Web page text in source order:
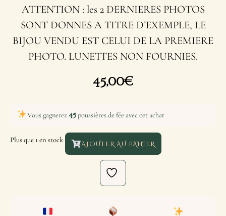
ATTENTION : les 2 DERNIERES PHOTOS
SONT DONNES A TITRE D’EXEMPLE, LE
BIJOU VENDU EST CELUI DE LA PREMIERE
PHOTO. LUNETTES NON FOURNIES.
45,00€
Vous gagnerez45poussières de fée avec cet achat
Plus que 1 en stock AJOUTER AU PANIER